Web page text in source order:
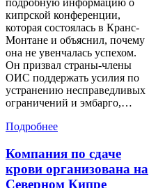
подробную информацию о
кипрской конференции,
которая состоялась в Кранс-
Монтане и объяснил, почему
она не увенчалась успехом.
Он призвал страны-члены
ОИС поддержать усилия по
устранению несправедливых
ограничений и эмбарго,…
Подробнее
Компания по сдаче
крови организована на
Северном Кипре